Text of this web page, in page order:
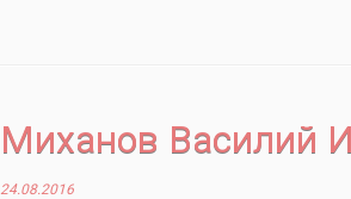
Миханов Василий
24.08.2016